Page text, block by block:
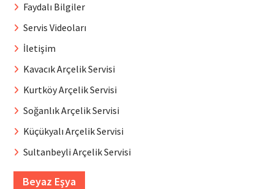
Faydalı Bilgiler
Servis Videoları
İletişim
Kavacık Arçelik Servisi
Kurtköy Arçelik Servisi
Soğanlık Arçelik Servisi
Küçükyalı Arçelik Servisi
Sultanbeyli Arçelik Servisi
Beyaz Eşya